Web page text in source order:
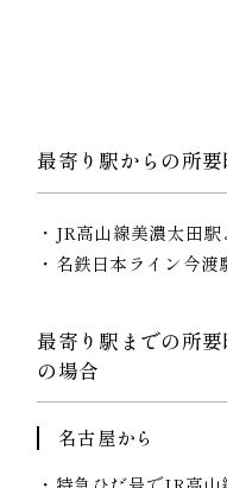
最寄り駅からの所
JR高山線美濃太田
名鉄日本ライン今渡
最寄り駅までの所
の場合
名古屋から